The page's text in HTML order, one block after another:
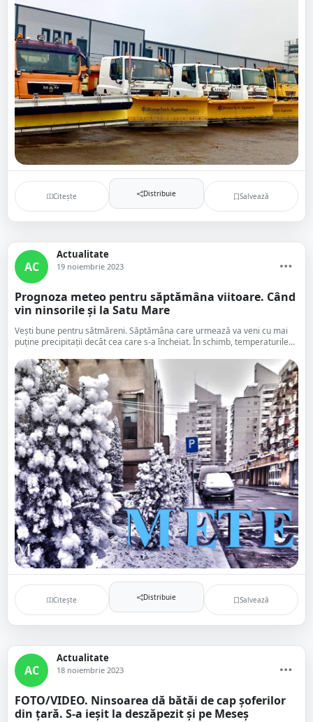
Citește Distribuie Salvează
AC
Actualitate
19 noiembrie 2023
Prognoza meteo pentru săptămâna viitoare. Când
vin ninsorile și la Satu Mare
Vești bune pentru sătmăreni. Săptămâna care urmează va veni cu mai
puține precipitații decât cea care s-a încheiat. În schimb, temperaturile...
Citește Distribuie Salvează
AC
Actualitate
18 noiembrie 2023
FOTO/VIDEO. Ninsoarea dă bătăi de cap șoferilor
din țară. S-a ieșit la deszăpezit și pe Meseș